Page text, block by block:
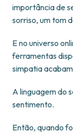
importância de
sorriso, um tom
E no universo
ferramentas
simpatia
A linguagem do
sentimento.
Então, quando